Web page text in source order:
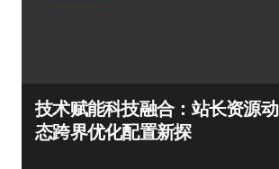
技术赋能科技融合：站长资源动
态跨界优化配置新探